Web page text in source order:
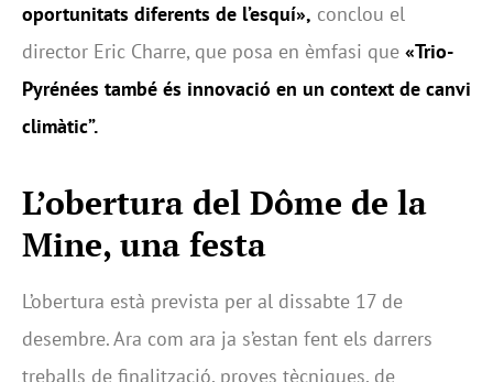
oportunitats diferents de l’esquí», conclou el
director Eric Charre, que posa en èmfasi que «Trio-
Pyrénées també és innovació en un context de canvi
climàtic”.
L’obertura del Dôme de la
Mine, una festa
L’obertura està prevista per al dissabte 17 de
desembre. Ara com ara ja s’estan fent els darrers
treballs de finalització, proves tècniques, de